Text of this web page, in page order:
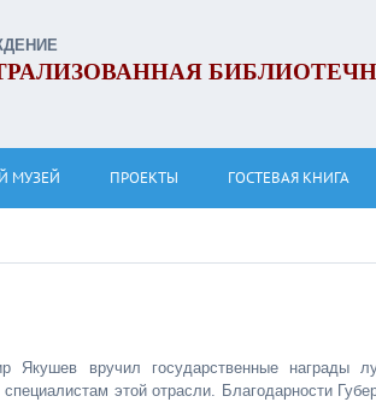
МУЗЕЙ ПРОЕКТЫ ГОСТЕВАЯ КНИГА
Якушев вручил государственные награды
этой отрасли. Благодарности